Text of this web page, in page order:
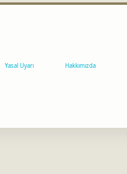
Yasal Uyarı Hakkımızda